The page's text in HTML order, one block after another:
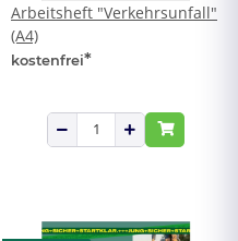
Arbeitsheft "Verkehrsunfall"
(A4)
kostenfrei*